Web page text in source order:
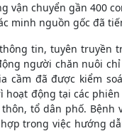
vận chuyển gần 400
minh nguồn gốc đã
tin, tuyên truyền
người chăn nuôi
cầm đã được kiểm
hoạt động tại các
tổ dân phố. Bệnh
trong việc hướng